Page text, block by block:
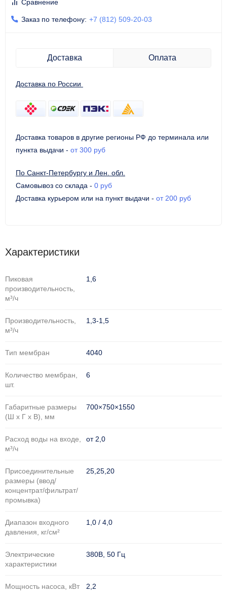
Сравнение
Заказ по телефону: +7 (812) 509-20-03
Доставка Оплата
Доставка по России
Доставка товаров в другие регионы РФ до терминала или
пункта выдачи - от 300 руб
По Санкт-Петербургу и Лен. обл.
Самовывоз со склада - 0 руб
Доставка курьером или на пункт выдачи - от 200 руб
Характеристики
Пиковая
производительность,
м³/ч
1,6
Производительность,
м³/ч
1,3-1,5
Тип мембран 4040
Количество мембран,
шт.
6
Габаритные размеры
(Ш х Г х В), мм
700×750×1550
Расход воды на входе,
м³/ч
от 2,0
Присоединительные
размеры (ввод/
концентрат/фильтрат/
промывка)
25,25,20
Диапазон входного
давления, кг/см²
1,0 / 4,0
Электрические
характеристики
380В, 50 Гц
Мощность насоса, кВт 2,2